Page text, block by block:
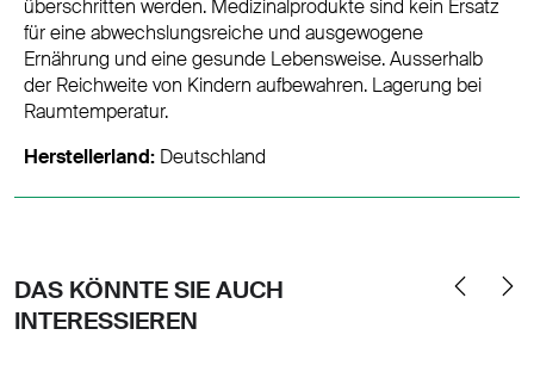
überschritten werden. Medizinalprodukte sind kein Ersatz
für eine abwechslungsreiche und ausgewogene
Ernährung und eine gesunde Lebensweise. Ausserhalb
der Reichweite von Kindern aufbewahren. Lagerung bei
Raumtemperatur.
Herstellerland: Deutschland
DAS KÖNNTE SIE AUCH
INTERESSIEREN